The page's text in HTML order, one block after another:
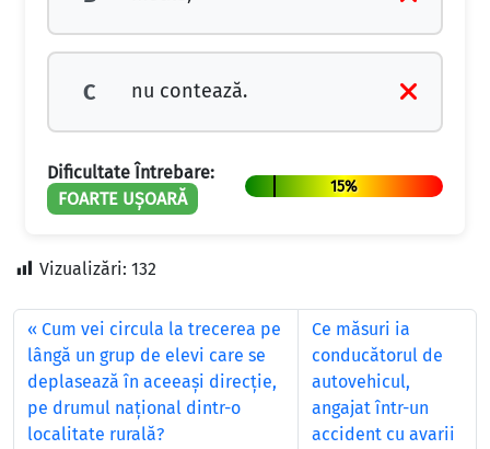
C nu contează.
Dificultate Întrebare:
FOARTE UȘOARĂ
15%
Vizualizări: 132
Cum vei circula la trecerea pe
lângă un grup de elevi care se
deplasează în aceeaşi direcţie,
pe drumul naţional dintr-o
localitate rurală?
Ce măsuri ia
conducătorul de
autovehicul,
angajat într-un
accident cu avarii